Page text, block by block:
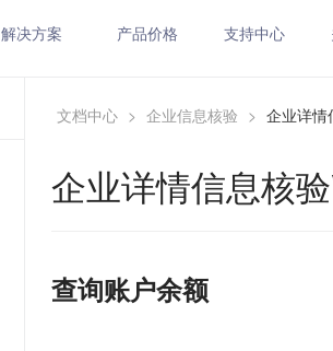
解决方案 产品价格 支持中心
文档中心 > 企业信息核验 > 企业详情
企业详情信息核
查询账户余额